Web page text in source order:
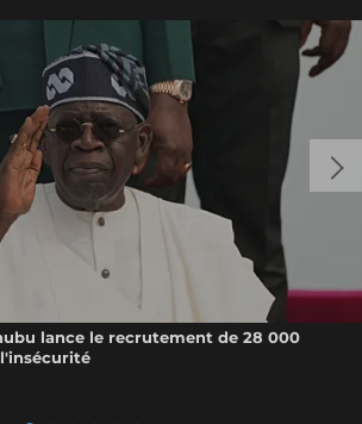
lance le recrutement de 28 000